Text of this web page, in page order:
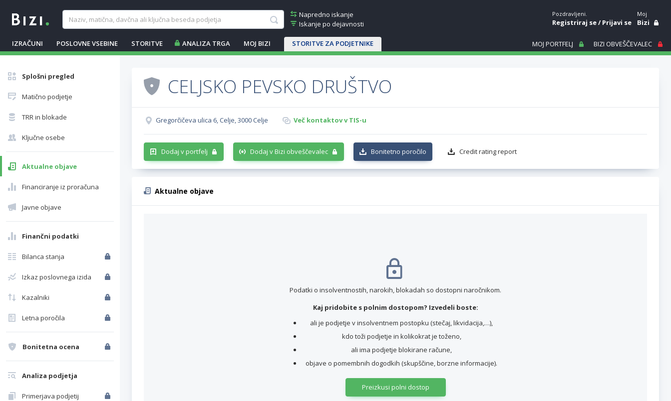
Napredno iskanje
Iskanje po dejavnosti
IZRAČUNI POSLOVNE VSEBINE STORITVE ANALIZA TRGA MOJ BIZI STORITVE ZA PODJETNIKE
Pozdravljeni.
Registriraj se/Prijavi se
Moj
Bizi
MOJ PORTFELJ BIZI OBVEŠČEVALEC
Splošni pregled
Matično podjetje
TRR in blokade
Ključne osebe
Aktualne objave
Financiranje iz proračuna
Javne objave
Finančni podatki
Bilanca stanja
Izkaz poslovnega izida
Kazalniki
Letna poročila
Bonitetna ocena
Analiza podjetja
Primerjava podjetij
CELJSKO PEVSKO DRUŠTVO
Gregorčičeva ulica 6, Celje, 3000 Celje Več kontaktov v TIS-u
Dodaj v portfelj Dodaj v Bizi obveščevalec Bonitetno poročilo Credit rating report
Aktualne objave
Podatki o insolventnostih, narokih, blokadah so dostopni naročnikom.
Kaj pridobite s polnim dostopom? Izvedeli boste:
ali je podjetje v insolventnem postopku (stečaj, likvidacija,…),
kdo toži podjetje in kolikokrat je toženo,
ali ima podjetje blokirane račune,
objave o pomembnih dogodkih (skupščine, borzne informacije).
Preizkusi polni dostop